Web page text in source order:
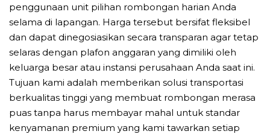
penggunaan unit pilihan rombongan harian Anda
selama di lapangan. Harga tersebut bersifat fleksibel
dan dapat dinegosiasikan secara transparan agar tetap
selaras dengan plafon anggaran yang dimiliki oleh
keluarga besar atau instansi perusahaan Anda saat ini.
Tujuan kami adalah memberikan solusi transportasi
berkualitas tinggi yang membuat rombongan merasa
puas tanpa harus membayar mahal untuk standar
kenyamanan premium yang kami tawarkan setiap